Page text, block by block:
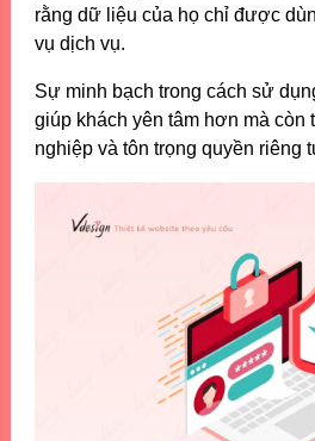
rằng dữ liệu của họ chỉ được
vụ dịch vụ.
Sự minh bạch trong cách sử
giúp khách yên tâm hơn mà còn
nghiệp và tôn trọng quyền riêng